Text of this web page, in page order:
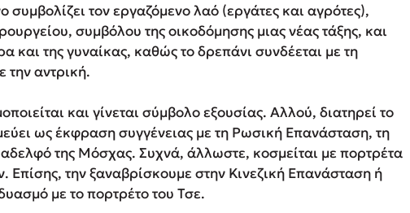
τον εργαζόμενο λαό (εργάτες και αγρότες),
συμβόλου της οικοδόμησης μιας νέας τάξης, και
και της γυναίκας, καθώς το δρεπάνι συνδέεται με τη
την αντρική.
και γίνεται σύμβολο εξουσίας. Αλλού, διατηρεί το
ως έκφραση συγγένειας με τη Ρωσική Επανάσταση, τη
της Μόσχας. Συχνά, άλλωστε, κοσμείται με πορτρέτα
Επίσης, την ξαναβρίσκουμε στην Κινεζική Επανάσταση ή
με το πορτρέτο του Τσε.